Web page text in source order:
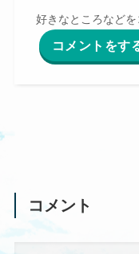
好きなところなど
コメントをす
コメント